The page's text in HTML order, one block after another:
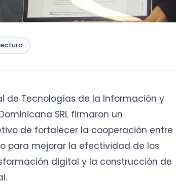
de Tecnologías de la Información y
SRL firmaron un
de fortalecer la cooperación entre
para mejorar la efectividad de los
digital y la construcción de